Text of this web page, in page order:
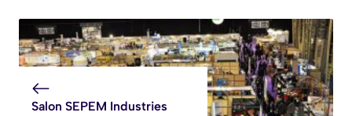
Salon SEPEM Industries